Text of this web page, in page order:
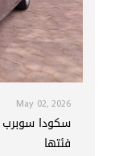
May 02, 2026
سكودا سوبرب
فئتها